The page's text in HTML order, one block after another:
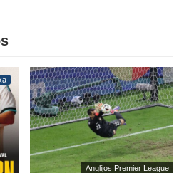
Anglijos Premier League